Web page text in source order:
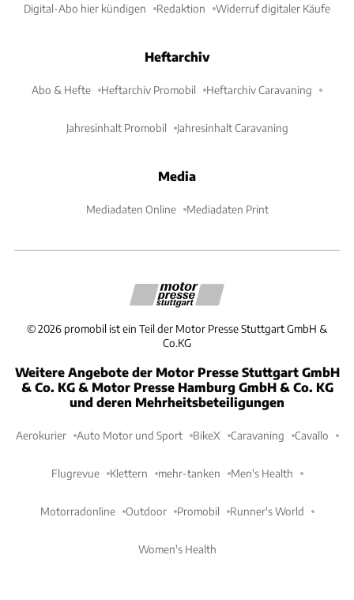
Digital-Abo hier kündigen Redaktion Widerruf digitaler Käufe
Heftarchiv
Abo & Hefte Heftarchiv Promobil Heftarchiv Caravaning
Jahresinhalt Promobil Jahresinhalt Caravaning
Media
Mediadaten Online Mediadaten Print
©2026 promobil ist ein Teil der Motor Presse Stuttgart GmbH &
Co.KG
Weitere Angebote der Motor Presse Stuttgart GmbH
& Co. KG & Motor Presse Hamburg GmbH & Co. KG
und deren Mehrheitsbeteiligungen
Aerokurier Auto Motor und Sport BikeX Caravaning Cavallo
Flugrevue Klettern mehr-tanken Men's Health
Motorradonline Outdoor Promobil Runner's World
Women's Health